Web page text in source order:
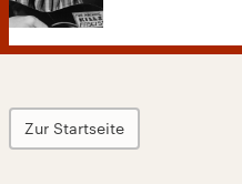
Zur Startseite